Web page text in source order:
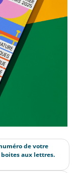
de votre
aux lettres.